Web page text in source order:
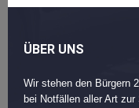
ÜBER UNS
Wir stehen den Bürgern
bei Notfällen aller Art zur